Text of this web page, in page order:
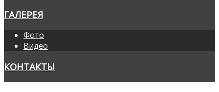
ГАЛЕРЕЯ
Фото
Видео
КОНТАКТЫ